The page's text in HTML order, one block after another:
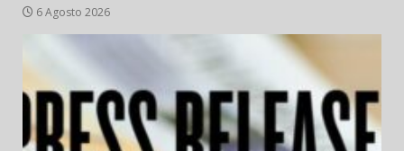
6 Agosto 2026